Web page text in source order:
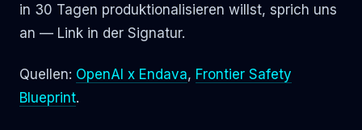
in 30 Tagen produktionalisieren willst, sprich uns
an — Link in der Signatur.
Quellen: OpenAI x Endava, Frontier Safety
Blueprint.